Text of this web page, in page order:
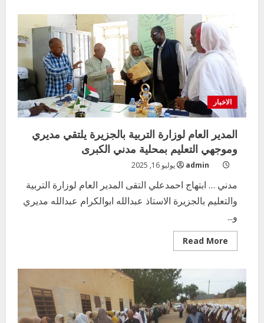
العام
لوزارة
التربية
والتعليم
بالجزيرة
يجتمع
بمدير
العقارات
والادارة
القانونية
بالوزارة الاخبار
المدير العام لوزارة التربية بالجزيرة يلتقي مديري
وموجهي التعليم بمحلية مدني الكبرى
admin يوليو 16, 2025
مدني … ابتهاج احمدعلي التقى المدير العام لوزارة التربية
والتعليم بالجزيرة الاستاذ عبدالله ابوالكرام عبدالله مديري
و...
Read More
more
العام
لوزارة
التربية
بالجزيرة
يلتقي
مديري